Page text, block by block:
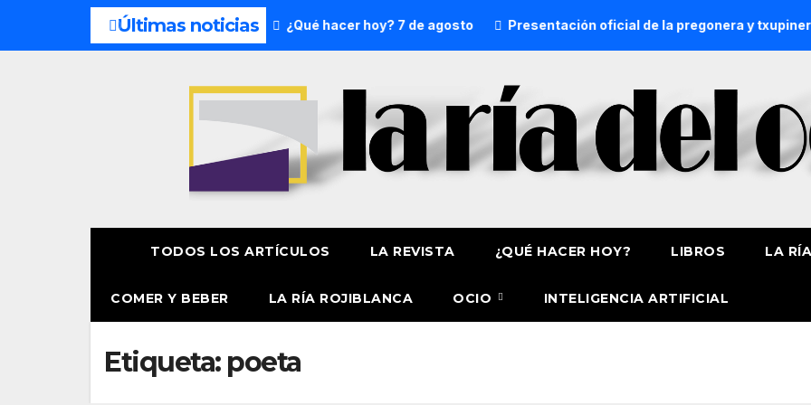
Últimas noticias
del fin de semana: 8 y 9 de agosto ¿Qué hacer hoy? 7 de agosto Presentación oficial de la pregonera y txupinera
TODOS LOS ARTÍCULOS LA REVISTA ¿QUÉ HACER HOY? LIBROS LA
COMER Y BEBER LA RÍA ROJIBLANCA OCIO INTELIGENCIA ARTIFICIAL
Etiqueta: poeta